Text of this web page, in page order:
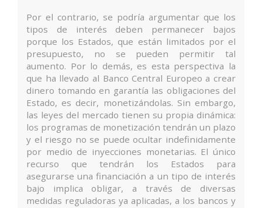
Por el contrario, se podría argumentar que los
tipos de interés deben permanecer bajos
porque los Estados, que están limitados por el
presupuesto, no se pueden permitir tal
aumento. Por lo demás, es esta perspectiva la
que ha llevado al Banco Central Europeo a crear
dinero tomando en garantía las obligaciones del
Estado, es decir, monetizándolas. Sin embargo,
las leyes del mercado tienen su propia dinámica:
los programas de monetización tendrán un plazo
y el riesgo no se puede ocultar indefinidamente
por medio de inyecciones monetarias. El único
recurso que tendrán los Estados para
asegurarse una financiación a un tipo de interés
bajo implica obligar, a través de diversas
medidas reguladoras ya aplicadas, a los bancos y